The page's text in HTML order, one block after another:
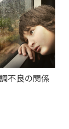
不良の関係